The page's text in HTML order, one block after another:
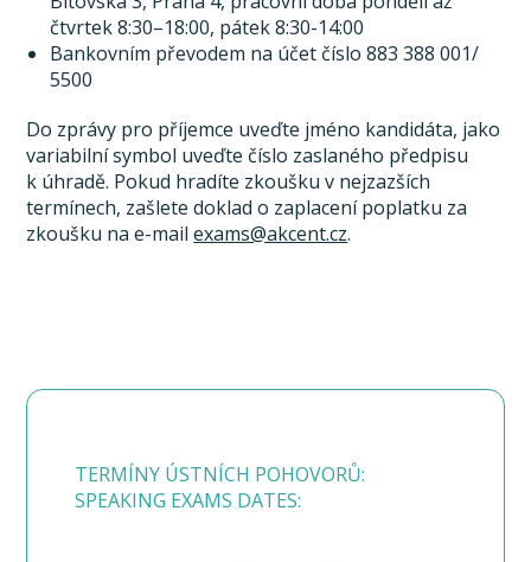
čtvrtek 8:30–18:00, pátek 8:30-14:00
Bankovním převodem na účet číslo 883 388 001/
5500
Do zprávy pro příjemce uveďte jméno kandidáta, jako
variabilní symbol uveďte číslo zaslaného předpisu
k úhradě. Pokud hradíte zkoušku v nejzazších
termínech, zašlete doklad o zaplacení poplatku za
zkoušku na e-mailexams@akcent.cz.
TERMÍNY ÚSTNÍCH POHOVORŮ:
SPEAKING EXAMS DATES: